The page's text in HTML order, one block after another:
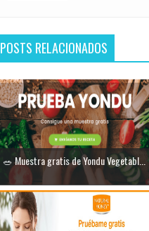
POSTS RELACIONADOS
🥗 Muestra gratis de Yondu Vegetabl...